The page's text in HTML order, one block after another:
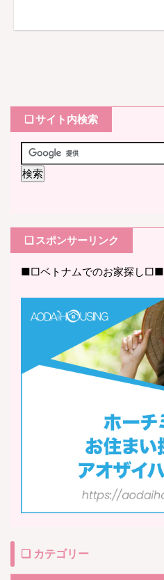
❏ サイト内検索
❏ スポンサーリンク
■□ベトナムでのお家探し□■
❏ カテゴリー